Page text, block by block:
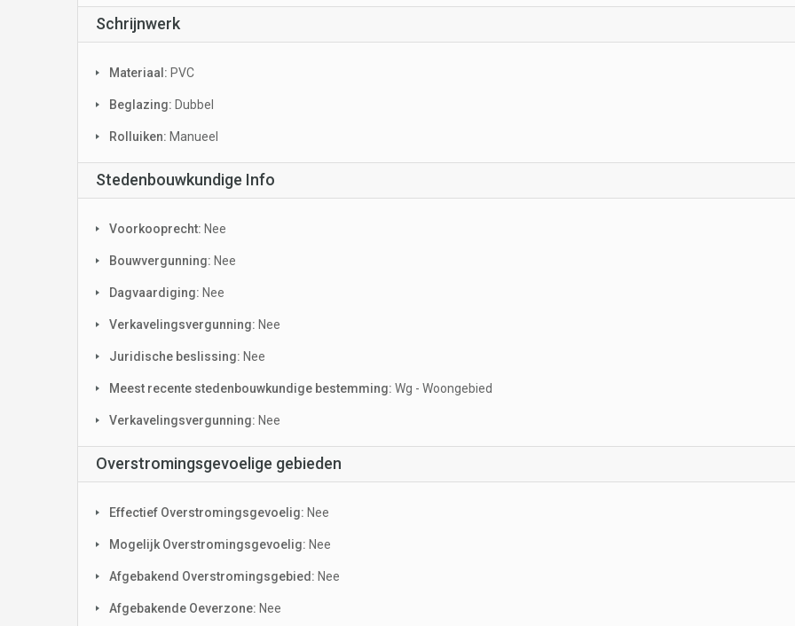
Schrijnwerk
Materiaal: PVC
Beglazing: Dubbel
Rolluiken: Manueel
Stedenbouwkundige Info
Voorkooprecht: Nee
Bouwvergunning: Nee
Dagvaardiging: Nee
Verkavelingsvergunning: Nee
Juridische beslissing: Nee
Meest recente stedenbouwkundige bestemming: Wg - Woongebied
Verkavelingsvergunning: Nee
Overstromingsgevoelige gebieden
Effectief Overstromingsgevoelig: Nee
Mogelijk Overstromingsgevoelig: Nee
Afgebakend Overstromingsgebied: Nee
Afgebakende Oeverzone: Nee